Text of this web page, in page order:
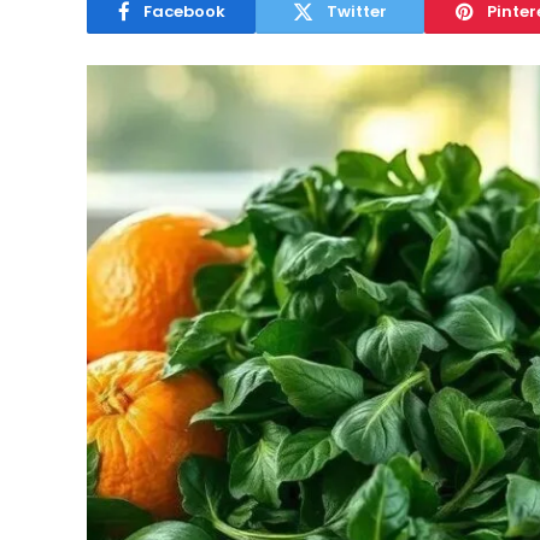
Facebook Twitter